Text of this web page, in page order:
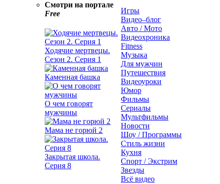
Смотри на портале
Free
Ходячие мертвецы.
Сезон 2. Серия 1
Каменная башка
О чем говорят
мужчины
Мама не горюй 2
Закрытая школа.
Серия 8
Игры
Видео–блог
Авто / Мото
Видеохроника
Fitness
Музыка
Для мужчин
Путешествия
Видеоуроки
Юмор
Фильмы
Сериалы
Мультфильмы
Новости
Шоу / Программы
Стиль жизни
Кухня
Спорт / Экстрим
Звезды
Всё видео